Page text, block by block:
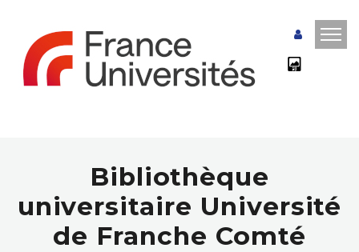
Bibliothèque
universitaire Université
de Franche Comté